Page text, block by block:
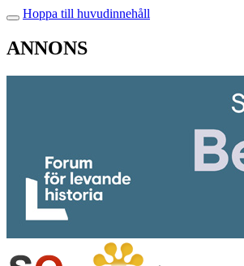
Hoppa till huvudinnehåll
ANNONS